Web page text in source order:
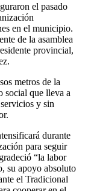
el pasado
en el municipio.
de la asamblea
provincial,
metros de la
social que lleva a
y sin
durante
para seguir
“la labor
su apoyo absoluto
el Tradicional